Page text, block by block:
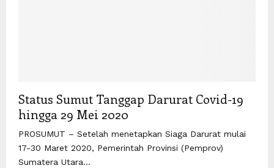
Status Sumut Tanggap Darurat Covid-19
hingga 29 Mei 2020
PROSUMUT – Setelah menetapkan Siaga Darurat mulai
17-30 Maret 2020, Pemerintah Provinsi (Pemprov)
Sumatera Utara...